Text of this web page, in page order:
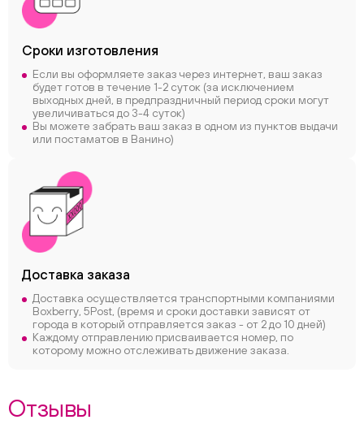
Сроки изготовления
Если вы оформляете заказ через интернет, ваш заказ
будет готов в течение 1-2 суток (за исключением
выходных дней, в предпраздничный период сроки могут
увеличиваться до 3-4 суток)
Вы можете забрать ваш заказ в одном из пунктов выдачи
или постаматов в Ванино)
Доставка заказа
Доставка осуществляется транспортными компаниями
Boxberry, 5Post, (время и сроки доставки зависят от
города в который отправляется заказ - от 2 до 10 дней)
Каждому отправлению присваивается номер, по
которому можно отслеживать движение заказа.
Отзывы